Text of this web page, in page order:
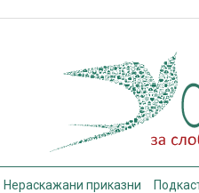
Нераскажани приказни